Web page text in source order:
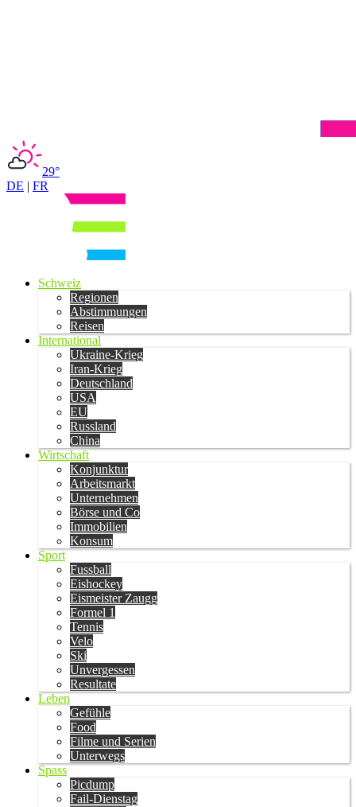
29°
DE | FR
Schweiz
Regionen
Abstimmungen
Reisen
International
Ukraine-Krieg
Iran-Krieg
Deutschland
USA
EU
Russland
China
Wirtschaft
Konjunktur
Arbeitsmarkt
Unternehmen
Börse und Co
Immobilien
Konsum
Sport
Fussball
Eishockey
Eismeister Zaugg
Formel 1
Tennis
Velo
Ski
Unvergessen
Resultate
Leben
Gefühle
Food
Filme und Serien
Unterwegs
Spass
Picdump
Fail-Dienstag